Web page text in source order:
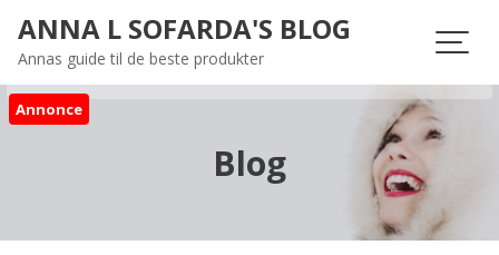
content
ANNA L SOFARDA'S BLOG
Annas guide til de beste produkter
Annonce
Blog